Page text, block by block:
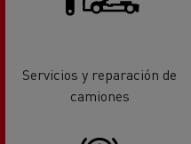
Servicios y reparación de
camiones